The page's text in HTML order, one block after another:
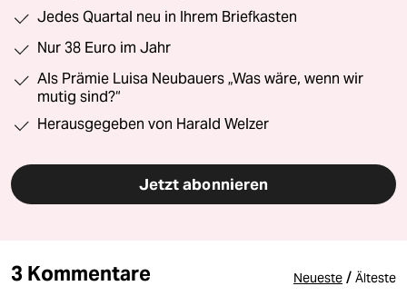
Jedes Quartal neu in Ihrem Briefkasten
Nur 38 Euro im Jahr
Als Prämie Luisa Neubauers „Was wäre, wenn wir
mutig sind?“
Herausgegeben von Harald Welzer
Jetzt abonnieren
3 Kommentare Neueste / Älteste